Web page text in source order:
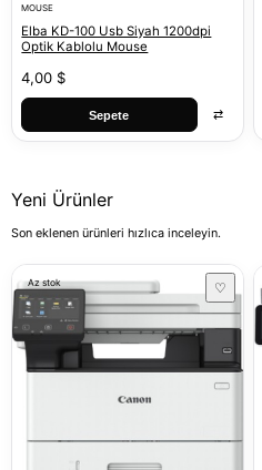
MOUSE
Elba KD-100 Usb Siyah 1200dpi
Optik Kablolu Mouse
4,00 $
Sepete ⇄
Yeni Ürünler
Son eklenen ürünleri hızlıca inceleyin.
Az stok ♡